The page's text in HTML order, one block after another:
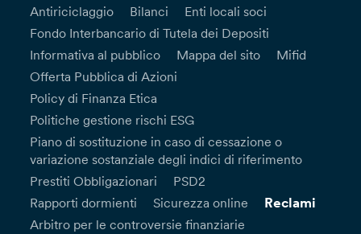
Antiriciclaggio
Bilanci
Enti locali soci
Fondo Interbancario di Tutela dei Depositi
Informativa al pubblico
Mappa del sito
Mifid
Offerta Pubblica di Azioni
Policy di Finanza Etica
Politiche gestione rischi ESG
Piano di sostituzione in caso di cessazione o
variazione sostanziale degli indici di riferimento
Prestiti Obbligazionari
PSD2
Rapporti dormienti
Sicurezza online Reclami
Arbitro per le controversie finanziarie